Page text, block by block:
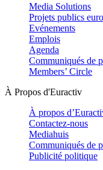
Media Solutions
Projets publics
Evénements
Emplois
Agenda
Communiqués de
Members’ Circle
À Propos d'Euractiv
À propos
Contactez-nous
Mediahuis
Communiqués de
Publicité politique